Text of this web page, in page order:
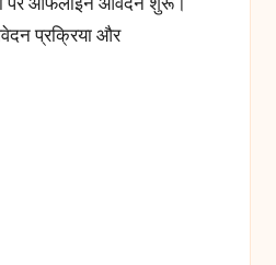
प्रक्रिया और